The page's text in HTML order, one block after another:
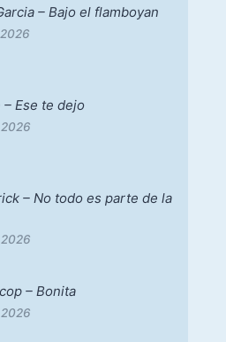
– Bajo el flamboyan
– Ese te dejo
– No todo es parte de la
– Bonita